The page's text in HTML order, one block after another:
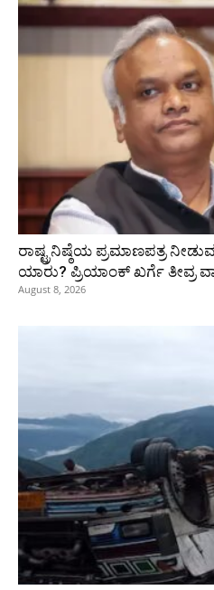
ರಾಷ್ಟ್ರನಿಷ್ಠೆಯ ಪ್ರಮಾಣಪತ್ರ
ಯಾರು? ಪ್ರಿಯಾಂಕ್ ಖರ್ಗೆ ತೀವ್ರ
August 8, 2026